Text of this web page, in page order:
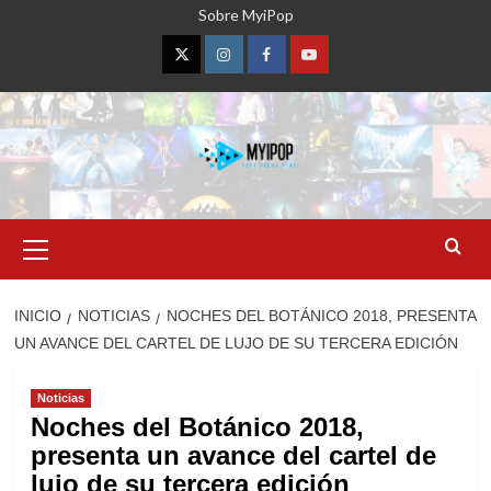
Sobre MyiPop
TwitterInstagramFacebookYouTube
primario
INICIO NOTICIAS
NOCHES DEL BOTÁNICO 2018, PRESENTA
UN AVANCE DEL CARTEL DE LUJO DE SU TERCERA EDICIÓN
Noticias
Noches del Botánico 2018,
presenta un avance del cartel de
lujo de su tercera edición